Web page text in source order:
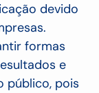
devido
formas
e
público, pois